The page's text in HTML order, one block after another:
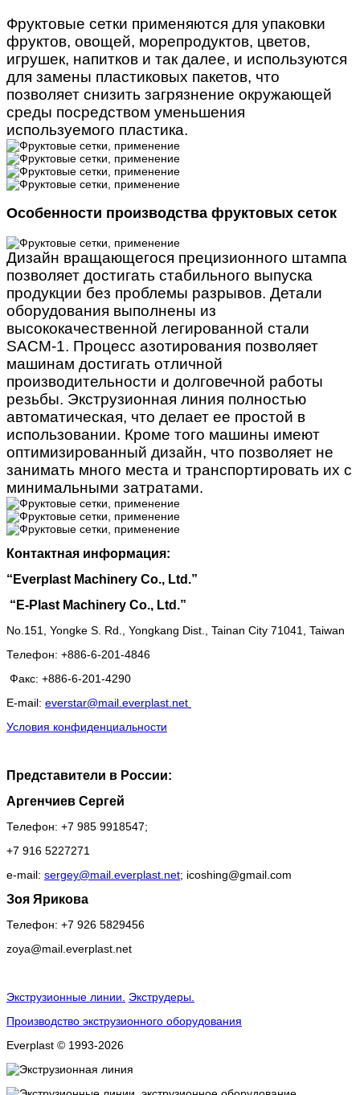
Фруктовые сетки применяются для упаковки
фруктов, овощей, морепродуктов, цветов,
игрушек, напитков и так далее, и используются
для замены пластиковых пакетов, что
позволяет снизить загрязнение окружающей
среды посредством уменьшения
используемого пластика.
Особенности производства фруктовых сеток
Дизайн вращающегося прецизионного штампа
позволяет достигать стабильного выпуска
продукции без проблемы разрывов. Детали
оборудования выполнены из
высококачественной легированной стали
SACM-1. Процесс азотирования позволяет
машинам достигать отличной
производительности и долговечной работы
резьбы. Экструзионная линия полностью
автоматическая, что делает ее простой в
использовании. Кроме того машины имеют
оптимизированный дизайн, что позволяет не
занимать много места и транспортировать их с
минимальными затратами.
Контактная информация:
“ Everplast Machinery Co., Ltd.”
“ E-Plast Machinery Co., Ltd.”
No.151, Yongke S. Rd., Yongkang Dist., Tainan City 71041, Taiwan
Телефон: +886-6-201-4846
Факс: +886-6-201-4290
E-mail: everstar@mail.everplast.net
Условия конфиденциальности
Представители в России:
Аргенчиев Сергей
Телефон: +7 985 9918547;
+7 916 5227271
e-mail: sergey@mail.everplast.net; icoshing@gmail.com
Зоя Ярикова
Телефон: +7 926 5829456
zoya@mail everplast net
Экструзионные линии.
Экструдеры.
Производство экструзионного оборудования
Everplast © 1993-2026